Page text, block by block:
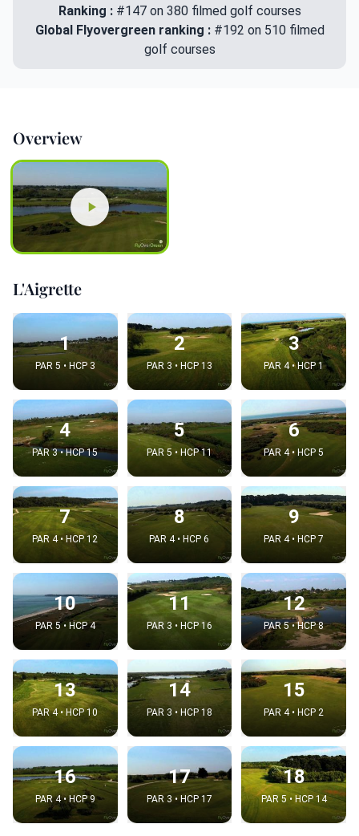
Ranking : #147 on 380 filmed golf courses
Global Flyovergreen ranking : #192 on 510 filmed
golf courses
Overview
L'Aigrette
1
PAR 5 • HCP 3
2
PAR 3 • HCP 13
3
PAR 4 • HCP 1
4
PAR 3 • HCP 15
5
PAR 5 • HCP 11
6
PAR 4 • HCP 5
7
PAR 4 • HCP 12
8
PAR 4 • HCP 6
9
PAR 4 • HCP 7
10
PAR 5 • HCP 4
11
PAR 3 • HCP 16
12
PAR 5 • HCP 8
13
PAR 4 • HCP 10
14
PAR 3 • HCP 18
15
PAR 4 • HCP 2
16
PAR 4 • HCP 9
17
PAR 3 • HCP 17
18
PAR 5 • HCP 14